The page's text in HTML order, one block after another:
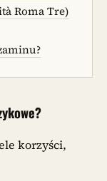
Roma Tre)
korzyści,